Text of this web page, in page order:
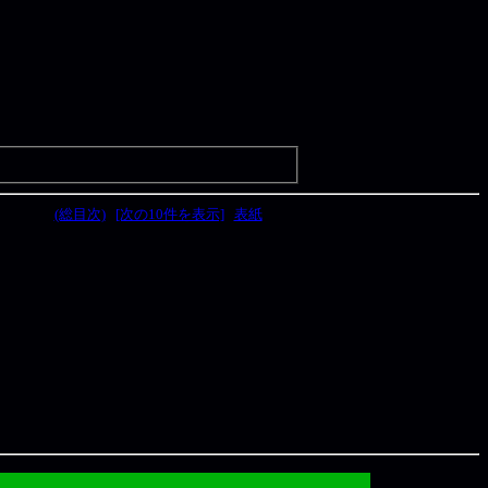
(総目次) [次の10件を表示] 表紙